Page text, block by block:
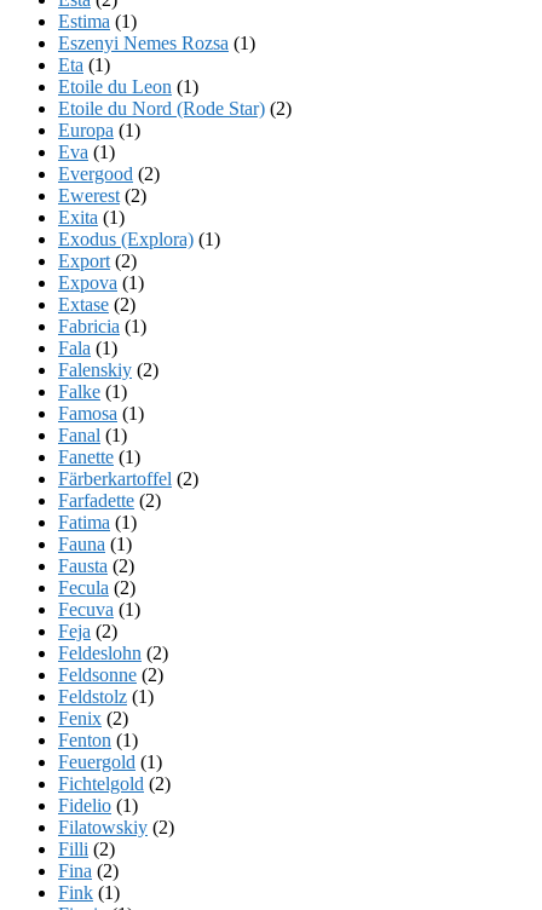
Estima (1)
Eszenyi Nemes Rozsa (1)
Eta (1)
Etoile du Leon (1)
Etoile du Nord (Rode Star) (2)
Europa (1)
Eva (1)
Evergood (2)
Ewerest (2)
Exita (1)
Exodus (Explora) (1)
Export (2)
Expova (1)
Extase (2)
Fabricia (1)
Fala (1)
Falenskiy (2)
Falke (1)
Famosa (1)
Fanal (1)
Fanette (1)
Färberkartoffel (2)
Farfadette (2)
Fatima (1)
Fauna (1)
Fausta (2)
Fecula (2)
Fecuva (1)
Feja (2)
Feldeslohn (2)
Feldsonne (2)
Feldstolz (1)
Fenix (2)
Fenton (1)
Feuergold (1)
Fichtelgold (2)
Fidelio (1)
Filatowskiy (2)
Filli (2)
Fina (2)
Fink (1)